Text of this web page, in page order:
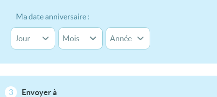
Ma date anniversaire :
3 Envoyer à